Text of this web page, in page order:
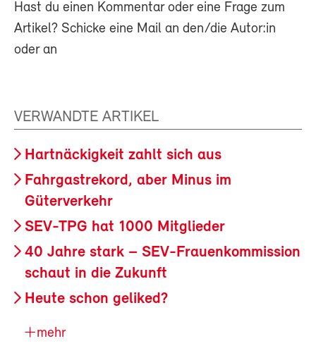
Hast du einen Kommentar oder eine Frage zum
Artikel? Schicke eine Mail an den/die Autor:in
oder an
VERWANDTE ARTIKEL
Hartnäckigkeit zahlt sich aus
Fahrgastrekord, aber Minus im
Güterverkehr
SEV-TPG hat 1000 Mitglieder
40 Jahre stark – SEV-Frauenkommission
schaut in die Zukunft
Heute schon geliked?
mehr